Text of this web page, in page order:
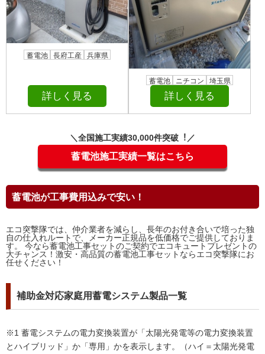
蓄電池 長府工産 兵庫県
詳しく見る
蓄電池 ニチコン 埼玉県
詳しく見る
＼全国施⼯実績30,000件突破︕／
蓄電池施工実績一覧はこちら
蓄電池が工事費用込みで安い！
エコ突撃隊では、仲介業者を減らし、長年のお付き合いで培った独
自の仕入れルートで、メーカー正規品を低価格でご提供しておりま
す。 今なら蓄電池工事セットのご契約でエコキュートプレゼントの
大チャンス！激安・高品質の蓄電池工事セットならエコ突撃隊にお
任せください！
補助金対応家庭用蓄電システム製品一覧
※1 蓄電システムの電力変換装置が「太陽光発電等の電力変換装置
とハイブリッド」か「専用」かを表示します。（ハイ＝太陽光発電